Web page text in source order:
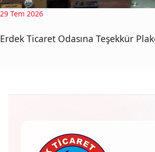
29 Tem 2026
Erdek Ticaret Odasına Teşekkür